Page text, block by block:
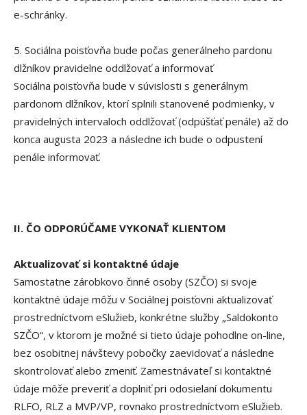
e-schránky.
5. Sociálna poisťovňa bude počas generálneho pardonu
dlžníkov pravidelne oddlžovať a informovať
Sociálna poisťovňa bude v súvislosti s generálnym
pardonom dlžníkov, ktorí splnili stanovené podmienky, v
pravidelných intervaloch oddlžovať (odpúšťať penále) až do
konca augusta 2023 a následne ich bude o odpustení
penále informovať.
II. ČO ODPORÚČAME VYKONAŤ KLIENTOM
Aktualizovať si kontaktné údaje
Samostatne zárobkovo činné osoby (SZČO) si svoje
kontaktné údaje môžu v Sociálnej poisťovni aktualizovať
prostredníctvom eSlužieb, konkrétne služby „Saldokonto
SZČO“, v ktorom je možné si tieto údaje pohodlne on-line,
bez osobitnej návštevy pobočky zaevidovať a následne
skontrolovať alebo zmeniť. Zamestnávateľ si kontaktné
údaje môže preveriť a doplniť pri odosielaní dokumentu
RLFO, RLZ a MVP/VP, rovnako prostredníctvom eSlužieb.